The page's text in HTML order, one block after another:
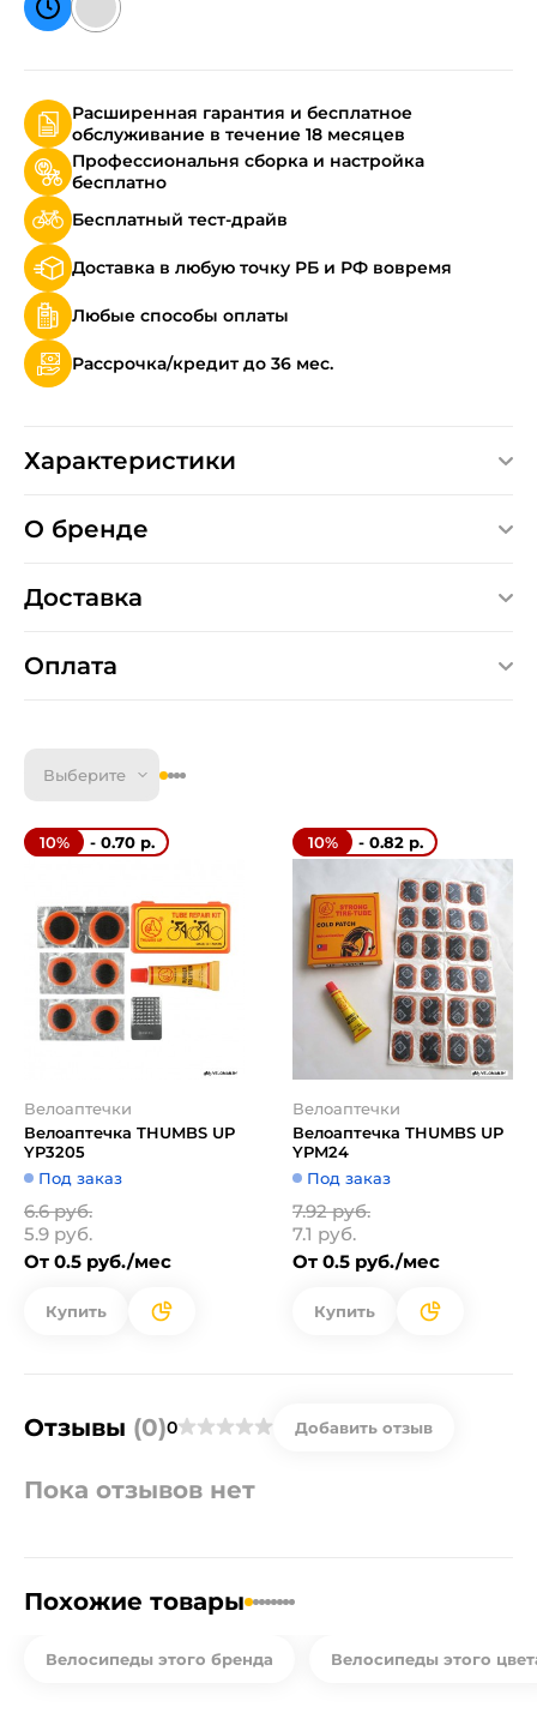
Расширенная гарантия и бесплатное
обслуживание в течение 18 месяцев
Профессиональня сборка и настройка
бесплатно
Бесплатный тест-драйв
Доставка в любую точку РБ и РФ вовремя
Любые способы оплаты
Рассрочка/кредит до 36 мес.
Характеристики
О бренде
Доставка
Оплата
Выберите
10% - 0.70 р.
Велоаптечки
Велоаптечка THUMBS UP
YP3205
Под заказ
6.6 руб.
5.9 руб.
От 0.5 руб./мес
Купить
10% - 0.82 р.
Велоаптечки
Велоаптечка THUMBS UP
YPM24
Под заказ
7.92 руб.
7.1 руб.
От 0.5 руб./мес
Купить
Отзывы (0)0 Добавить отзыв
Пока отзывов нет
Похожие товары
Велосипеды этого бренда Велосипеды этого